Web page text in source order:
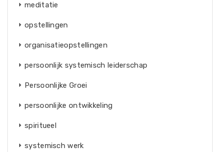
meditatie
opstellingen
organisatieopstellingen
persoonlijk systemisch leiderschap
Persoonlijke Groei
persoonlijke ontwikkeling
spiritueel
systemisch werk